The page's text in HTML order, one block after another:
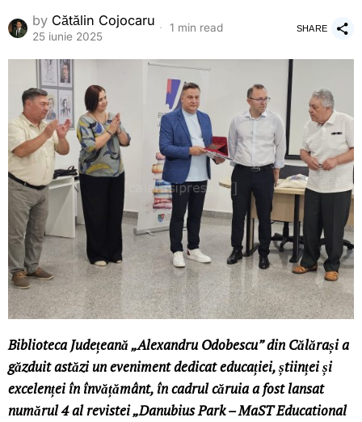
by Cătălin Cojocaru
25 iunie 2025
1 min read SHARE
Biblioteca Județeană „Alexandru Odobescu” din Călărași a
găzduit astăzi un eveniment dedicat educației, științei și
excelenței în învățământ, în cadrul căruia a fost lansat
numărul 4 al revistei „Danubius Park – MaST Educational